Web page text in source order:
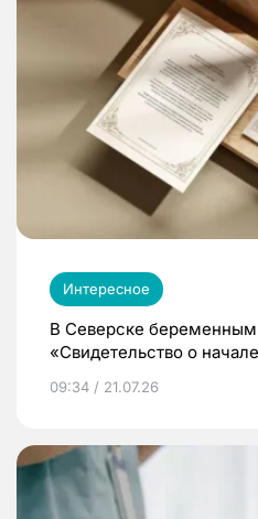
Интересное
В Северске беременным
«Свидетельство о
09:34 / 21.07.26